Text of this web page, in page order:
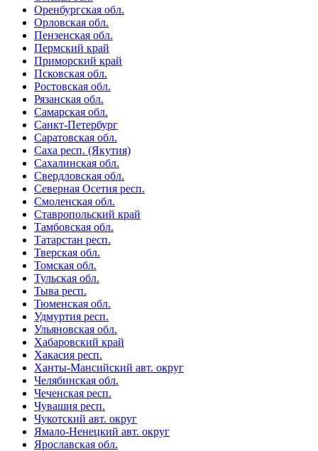
Оренбургская обл.
Орловская обл.
Пензенская обл.
Пермский край
Приморский край
Псковская обл.
Ростовская обл.
Рязанская обл.
Самарская обл.
Санкт-Петербург
Саратовская обл.
Саха респ. (Якутия)
Сахалинская обл.
Свердловская обл.
Северная Осетия респ.
Смоленская обл.
Ставропольский край
Тамбовская обл.
Татарстан респ.
Тверская обл.
Томская обл.
Тульская обл.
Тыва респ.
Тюменская обл.
Удмуртия респ.
Ульяновская обл.
Хабаровский край
Хакасия респ.
Ханты-Мансийский авт. округ
Челябинская обл.
Чеченская респ.
Чувашия респ.
Чукотский авт. округ
Ямало-Ненецкий авт. округ
Ярославская обл.